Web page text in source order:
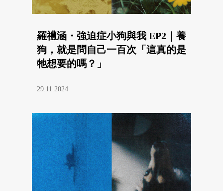
羅禮涵・強迫症小狗與我 EP2｜養
狗，就是問自己一百次「這真的是
牠想要的嗎？」
29.11.2024